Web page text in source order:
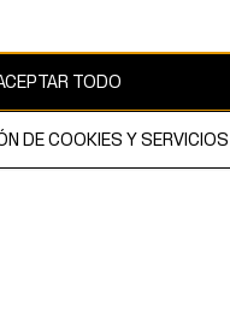
por copyright y es
TODO
DE COOKIES Y SERVICIOS